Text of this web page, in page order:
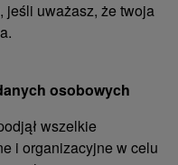
jeśli uważasz, że twoja
osobowych
wszelkie
i organizacyjne w celu